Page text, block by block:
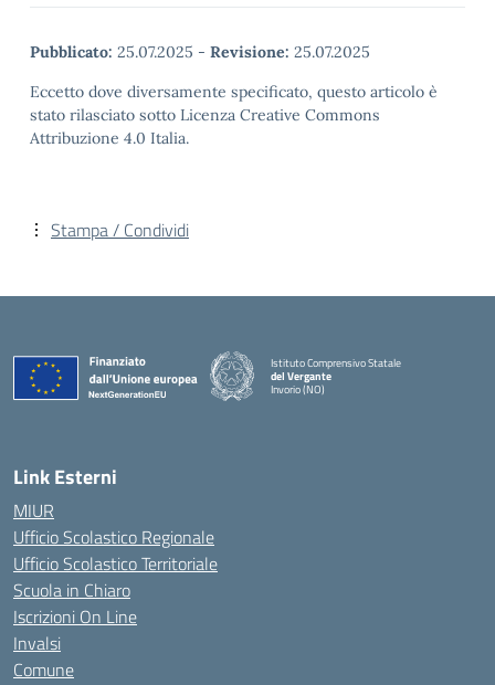
Pubblicato: 25.07.2025 - Revisione: 25.07.2025
Eccetto dove diversamente specificato, questo articolo è
stato rilasciato sotto Licenza Creative Commons
Attribuzione 4.0 Italia.
Stampa / Condividi
Istituto Comprensivo Statale
del Vergante
Invorio (NO)
Link Esterni
MIUR
Ufficio Scolastico Regionale
Ufficio Scolastico Territoriale
Scuola in Chiaro
Iscrizioni On Line
Invalsi
Comune